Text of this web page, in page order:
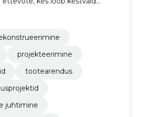
ja elukeskkonna
projekteerimine
tootearendus
juhtimine